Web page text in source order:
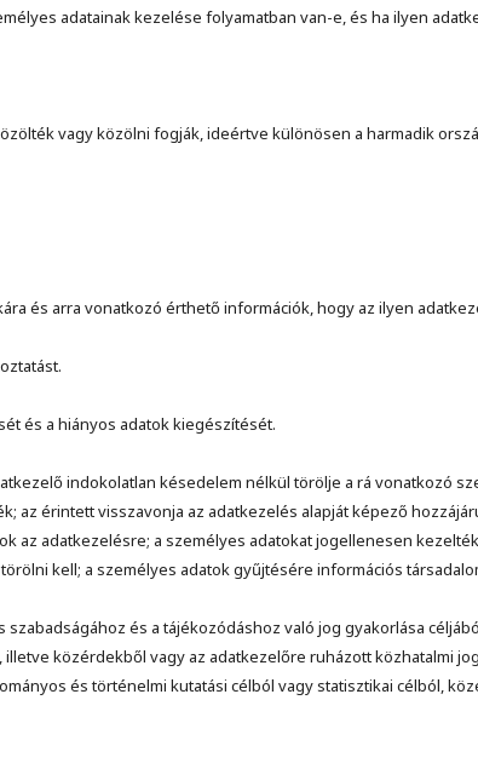
adatainak kezelése folyamatban van-e, és ha ilyen
vagy közölni fogják, ideértve különösen a harmadik
és arra vonatkozó érthető információk, hogy az ilyen
és a hiányos adatok kiegészítését.
indokolatlan késedelem nélkül törölje a rá vonatkozó
az érintett visszavonja az adatkezelés alapját képező
az adatkezelésre; a személyes adatokat jogellenesen
kell; a személyes adatok gyűjtésére információs
és a tájékozódáshoz való jog gyakorlása
közérdekből vagy az adatkezelőre ruházott közhatalmi
és történelmi kutatási célból vagy statisztikai célból,